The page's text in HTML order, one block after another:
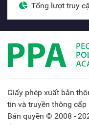
Tổng lượt truy
Giấy phép xuất bản
tin và truyền thông
Bản quyền © 2008 -